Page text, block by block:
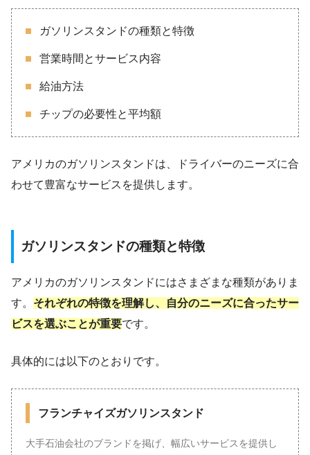
ガソリンスタンドの種類と特徴
営業時間とサービス内容
給油方法
チップの必要性と平均額
アメリカのガソリンスタンドは、ドライバーのニーズに合
わせて豊富なサービスを提供します。
ガソリンスタンドの種類と特徴
アメリカのガソリンスタンドにはさまざまな種類がありま
す。 それぞれの特徴を理解し、自分のニーズに合ったサー
ビスを選ぶことが重要です。
具体的には以下のとおりです。
フランチャイズガソリンスタンド
大手石油会社のブランドを掲げ、幅広いサービスを提供し